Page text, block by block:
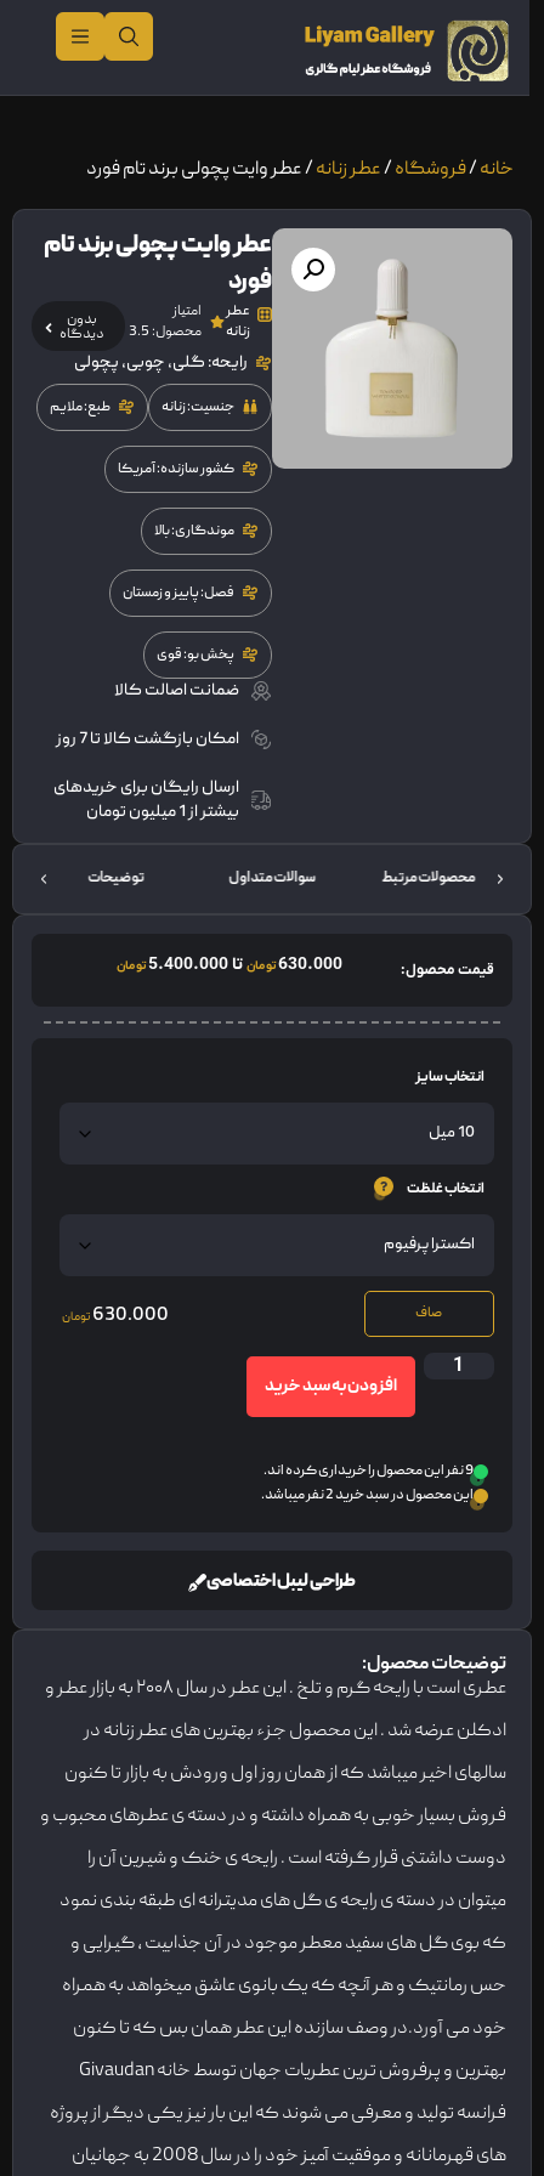
خانه/فروشگاه/عطر زنانه/ عطر وایت پچولی برند تام فورد
عطر وایت پچولی برند تام
فورد
عطر
زنانه
امتیاز
محصول: 3.5
بدون
دیدگاه
رایحه: گلی، چوبی، پچولی
جنسیت: زنانه طبع: ملایم
کشور سازنده: آمریکا
موندگاری: بالا
فصل: پاییز و زمستان
پخش بو: قوی
ضمانت اصالت کالا
امکان بازگشت کالا تا 7 روز
ارسال رایگان برای خریدهای
بیشتر از 1 میلیون تومان
محصولات مرتبط سوالات متداول توضیحات
قیمت محصول: 630.000تومانتا5.400.000تومان
انتخاب سایز
انتخاب غلظت
صاف 630.000 تومان
افزودن به سبد خرید
9 نفر این محصول را خریداری کرده اند.
این محصول در سبد خرید 2 نفر میباشد.
طراحی لیبل اختصاصی
توضیحات محصول:
عطری است با رایحه گرم و تلخ . این عطر در سال ۲۰۰۸ به بازار عطر و
ادکلن عرضه شد . این محصول جزء بهترین های عطر زنانه در
سالهای اخیر میباشد که از همان روز اول ورودش به بازار تا کنون
فروش بسیار خوبی به همراه داشته و در دسته ی عطرهای محبوب و
دوست داشتنی قرار گرفته است . رایحه ی خنک و شیرین آن را
میتوان در دسته ی رایحه ی گل های مدیترانه ای طبقه بندی نمود
که بوی گل های سفید معطر موجود در آن جذابیت ، گیرایی و
حس رمانتیک و هر آنچه که یک بانوی عاشق میخواهد به همراه
خود می آورد.در وصف سازنده این عطر همان بس که تا کنون
بهترین و پرفروش ترین عطریات جهان توسط خانه Givaudan
فرانسه تولید و معرفی می شوند که این بار نیز یکی دیگر از پروژه
های قهرمانانه و موفقیت آمیز خود را در سال 2008 به جهانیان